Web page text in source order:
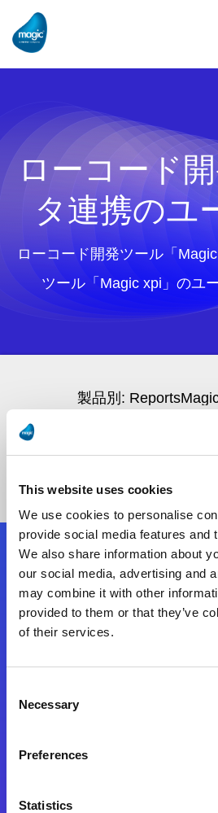
This website uses cookies
We use cookies to personalise
provide social media features and
We also share information about
our social media, advertising and
may combine it with other
provided to them or that they’ve
of their services.
Selection
Necessary
Preferences
Statistics
ローコード
タ連携のユ
ローコード開発ツール「
ツール「Magic xpi」のユ
お問合せ
フォローする